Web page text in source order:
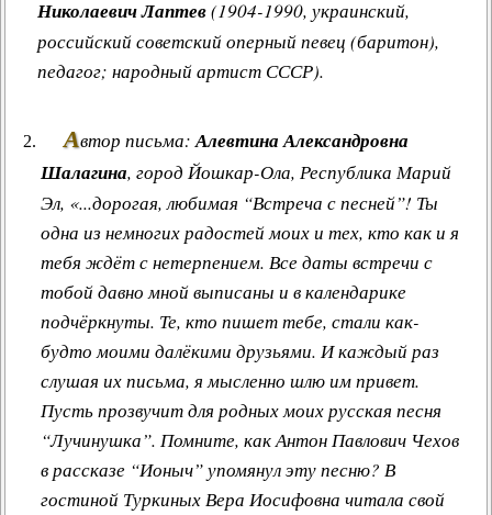
Николаевич Лаптев(1904-1990, украинский,
российский советский оперный певец (баритон),
педагог; народный артист СССР).
Автор письма:Алевтина Александровна
Шалагина, город Йошкар-Ола, Республика Марий
Эл, «...дорогая, любимая “Встреча с песней”! Ты
одна из немногих радостей моих и тех, кто как и я
тебя ждёт с нетерпением. Все даты встречи с
тобой давно мной выписаны и в календарике
подчёркнуты. Те, кто пишет тебе, стали как-
будто моими далёкими друзьями. И каждый раз
слушая их письма, я мысленно шлю им привет.
Пусть прозвучит для родных моих русская песня
“Лучинушка”. Помните, как Антон Павлович Чехов
в рассказе “Ионыч” упомянул эту песню? В
гостиной Туркиных Вера Иосифовна читала свой